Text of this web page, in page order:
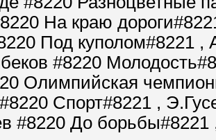
На краю
Под куполом#8221 ,
#8220
Олимпийская
Спорт#8221 ,
#8220 До